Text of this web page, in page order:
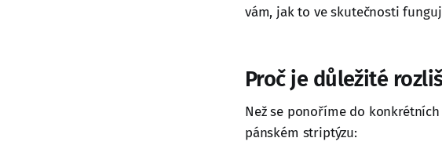
vám, jak to ve skutečnosti
Proč je důležité
Než se ponoříme do
pánském striptýzu: